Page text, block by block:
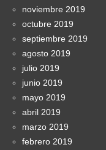
noviembre 2019
octubre 2019
septiembre 2019
agosto 2019
julio 2019
junio 2019
mayo 2019
abril 2019
marzo 2019
febrero 2019